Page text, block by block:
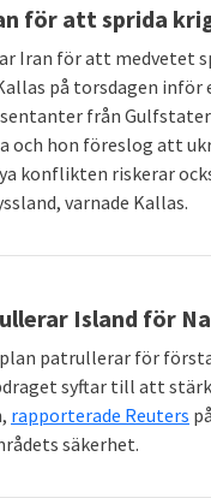
för att sprida
Iran för att medvetet
på torsdagen
från
och hon föreslog att
konflikten riskerar
varnade Kallas.
Island för
plan patrullerar för
syftar till att
rapporterade Reuters
säkerhet.